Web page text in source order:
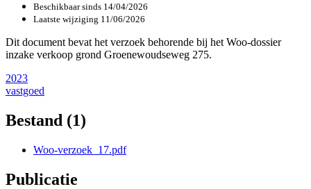
Beschikbaar sinds 14/04/2026
Laatste wijziging 11/06/2026
Dit document bevat het verzoek behorende bij het Woo-dossier
inzake verkoop grond Groenewoudseweg 275.
2023
vastgoed
Bestand (1)
Woo-verzoek_17.pdf
Publicatie